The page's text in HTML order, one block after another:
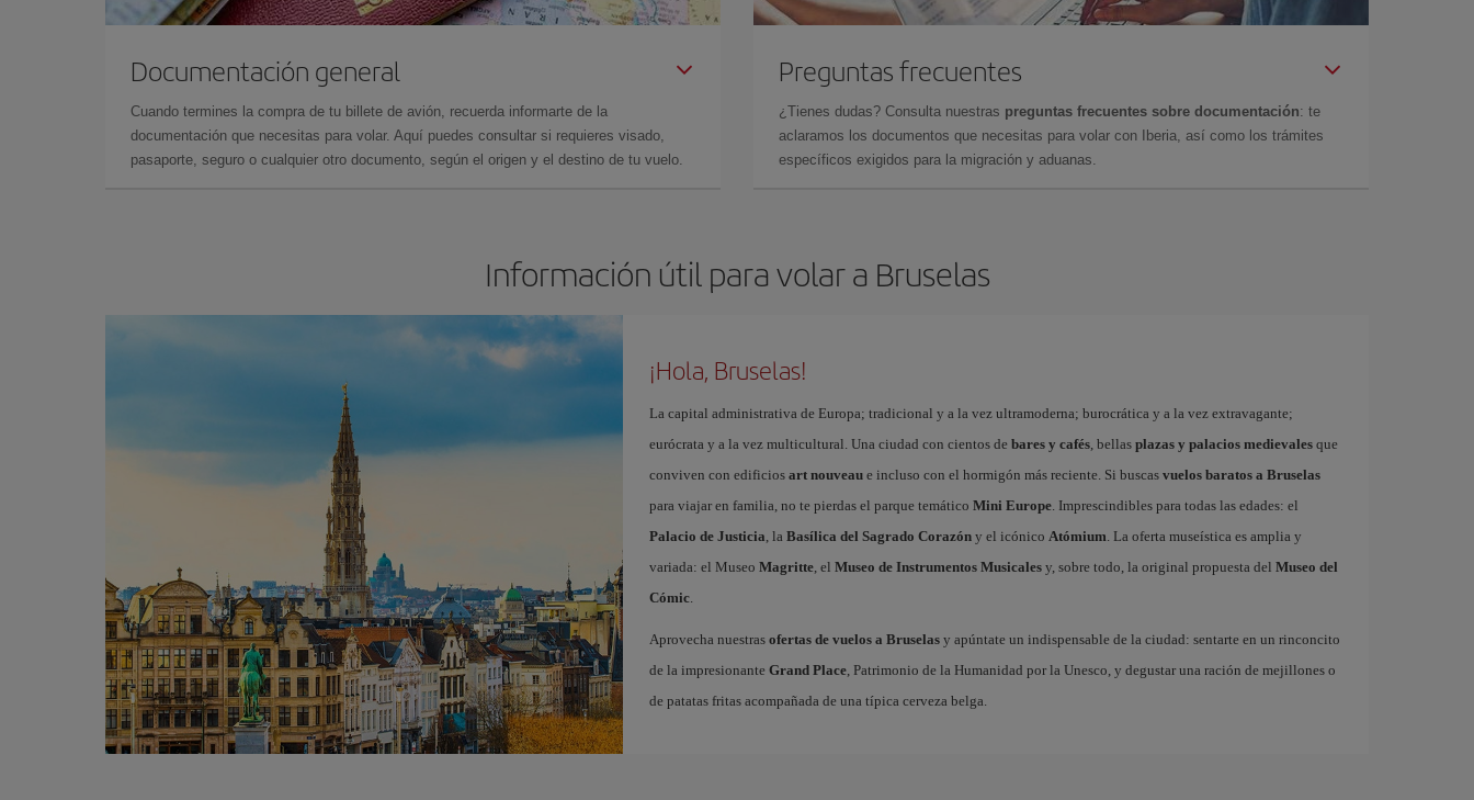
Documentación general
Cuando termines la compra de tu billete de avión, recuerda informarte de la
documentación que necesitas para volar. Aquí puedes consultar si requieres visado,
pasaporte, seguro o cualquier otro documento, según el origen y el destino de tu vuelo.
Preguntas frecuentes
¿Tienes dudas? Consulta nuestras preguntas frecuentes sobre documentación: te
aclaramos los documentos que necesitas para volar con Iberia, así como los trámites
específicos exigidos para la migración y aduanas.
Información útil para volar a Bruselas
¡Hola, Bruselas!
La capital administrativa de Europa; tradicional y a la vez ultramoderna; burocrática y a la vez extravagante;
eurócrata y a la vez multicultural. Una ciudad con cientos de bares y cafés, bellas plazas y palacios medievalesque
conviven con edificios art nouveaue incluso con el hormigón más reciente. Si buscas vuelos baratos a Bruselas
para viajar en familia, no te pierdas el parque temático Mini Europe. Imprescindibles para todas las edades: el
Palacio de Justicia, la Basílica del Sagrado Corazóny el icónico Atómium. La oferta museística es amplia y
variada: el Museo Magritte, el Museo de Instrumentos Musicalesy, sobre todo, la original propuesta del Museo del
Cómic.
Aprovecha nuestras ofertas de vuelos a Bruselasy apúntate un indispensable de la ciudad: sentarte en un rinconcito
de la impresionante Grand Place, Patrimonio de la Humanidad por la Unesco, y degustar una ración de mejillones o
de patatas fritas acompañada de una típica cerveza belga.